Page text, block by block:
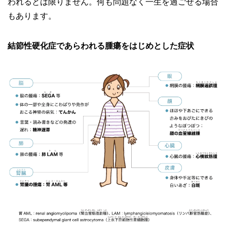
もあります。
結節性硬化症であらわれる腫瘍をはじめとした症状